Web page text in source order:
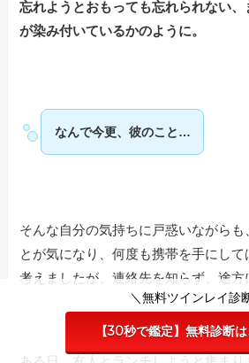
忘れようとおもっても忘れられない
が染み付いているかのように。
なんで今更、彼のこと…
そんな自分の気持ちに戸惑いながらも
とが気になり、何度も携帯を手にし
考えましたが、連絡先を知らず、途方
＼無料ツインレイ診
【30秒で鑑定】無料診断